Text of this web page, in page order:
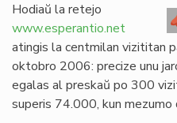
Hodiaŭ la retejo
www.esperantio.net
atingis la centmilan vizititan
oktobro 2006: precize unu
egalas al preskaŭ po 300
superis 74.000, kun